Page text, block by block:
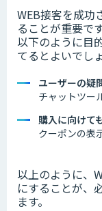
WEB接客を成功
ることが重要です
以下のように目
てるとよいでしょ
ユーザーの疑
チャットツー
購入に向けて
クーポンの表
以上のように、
にすることが、
ます。